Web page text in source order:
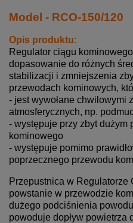
Model - RCO-150/120
Opis produktu:
Regulator ciągu
dopasowanie do różnych
stabilizacji i zmniejszenia
przewodach kominowych,
- jest wywołane chwilowymi
atmosferycznych, np.
- występuje przy zbyt dużym
kominowego
- występuje pomimo
poprzecznego przewodu
Przepustnica w Regulatorze
powstanie w przewodzie
dużego podciśnienia
powoduje dopływ powietrza